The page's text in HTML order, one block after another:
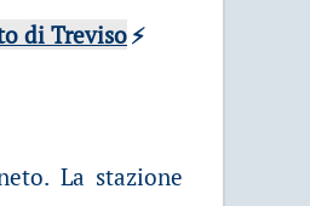
di Treviso⚡
La stazione